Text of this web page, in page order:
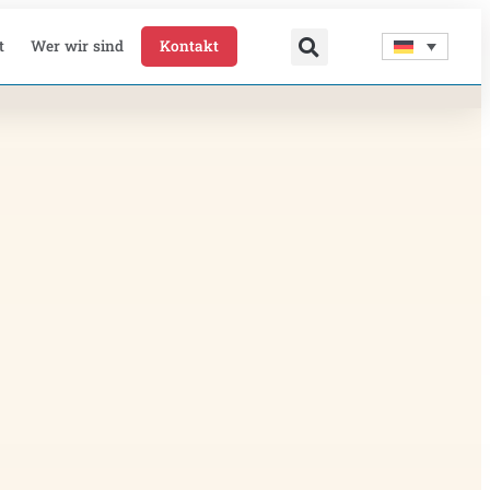
Wer wir sind Kontakt